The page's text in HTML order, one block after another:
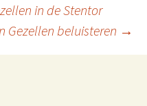
in de Stentor
Gezellen beluisteren →